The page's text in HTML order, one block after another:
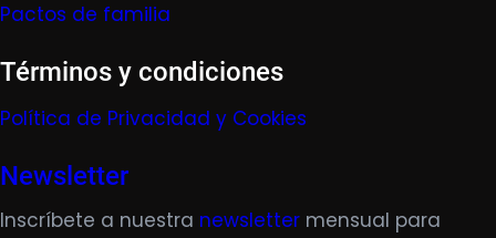
Pactos de familia
Términos y condiciones
Política de Privacidad y Cookies
Newsletter
Inscríbete a nuestra newsletter mensual para